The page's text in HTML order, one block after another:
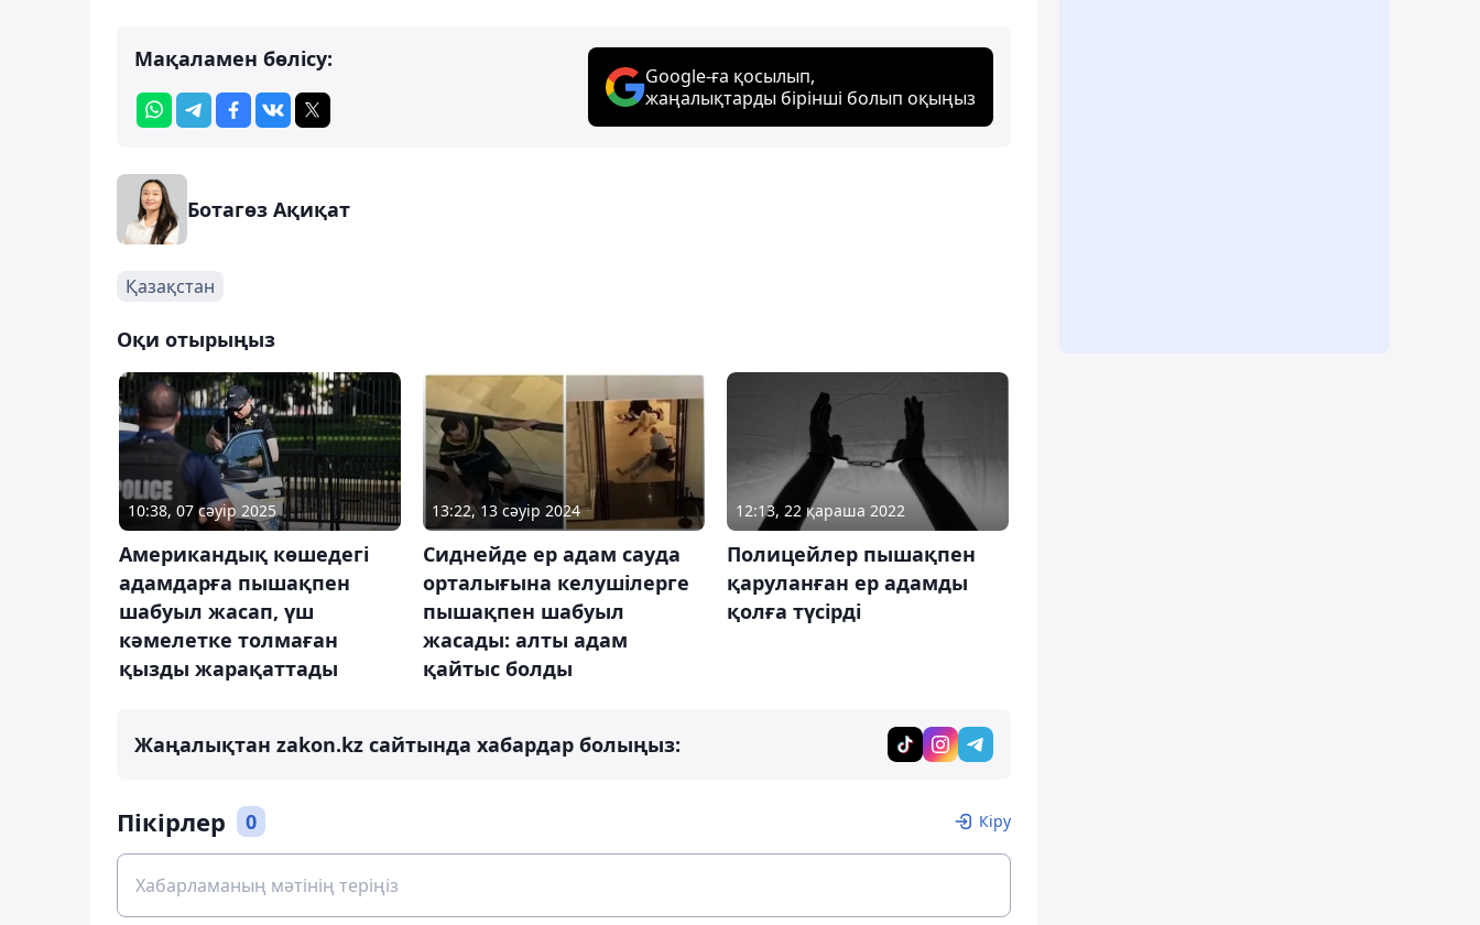
Мақаламен бөлісу:
Google-ға қосылып,
жаңалықтарды бірінші болып оқыңыз
Ботагөз Ақиқат
Қазақстан
Оқи отырыңыз
10:38, 07 сәуір 2025
Американдық көшедегі
адамдарға пышақпен
шабуыл жасап, үш
кәмелетке толмаған
қызды жарақаттады
13:22, 13 сәуір 2024
Сиднейде ер адам сауда
орталығына келушілерге
пышақпен шабуыл
жасады: алты адам
қайтыс болды
12:13, 22 қараша 2022
Полицейлер пышақпен
қаруланған ер адамды
қолға түсірді
Жаңалықтан zakon.kz сайтында хабардар болыңыз:
Пікірлер 0 Кіру